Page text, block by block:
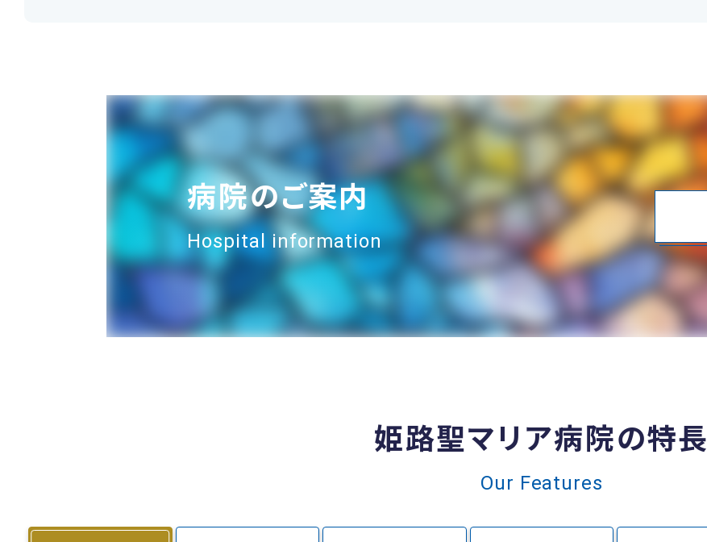
病院のご案内
Hospital information
姫路聖マリア病院の特長
Our Features